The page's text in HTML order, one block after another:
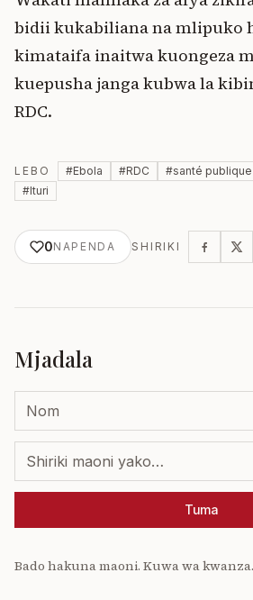
bidii kukabiliana na mlipuko
kimataifa inaitwa kuongeza
kuepusha janga kubwa la
RDC.
LEBO #Ebola #RDC #santé publique
#Ituri
0NAPENDA SHIRIKI
Mjadala
Tuma
Bado hakuna maoni. Kuwa wa kwanza.